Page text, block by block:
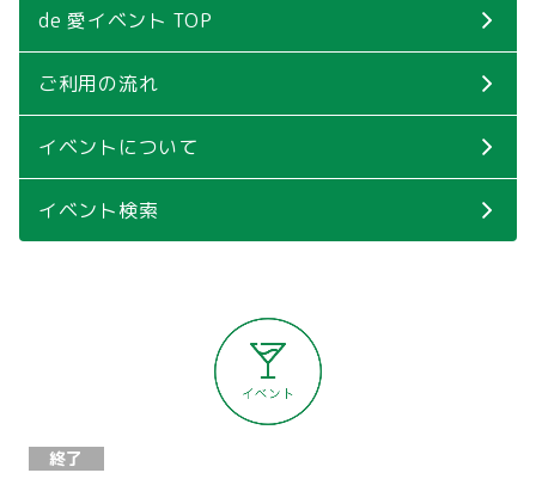
de 愛イベント TOP
ご利用の流れ
イベントについて
イベント検索
終了